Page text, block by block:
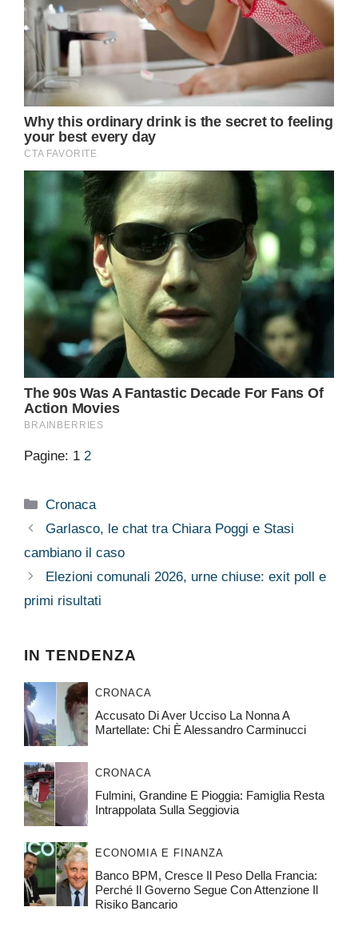
Pagine: 1 2
Categorie
Cronaca
Garlasco, le chat tra Chiara Poggi e Stasi
cambiano il caso
Elezioni comunali 2026, urne chiuse: exit poll e
primi risultati
IN TENDENZA
CRONACA
Accusato Di Aver Ucciso La Nonna A
Martellate: Chi È Alessandro Carminucci
CRONACA
Fulmini, Grandine E Pioggia: Famiglia Resta
Intrappolata Sulla Seggiovia
ECONOMIA E FINANZA
Banco BPM, Cresce Il Peso Della Francia:
Perché Il Governo Segue Con Attenzione Il
Risiko Bancario